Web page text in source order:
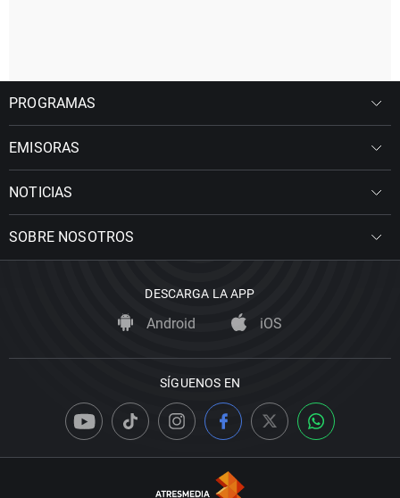
PROGRAMAS
EMISORAS
NOTICIAS
SOBRE NOSOTROS
DESCARGA LA APP
Android iOS
SÍGUENOS EN